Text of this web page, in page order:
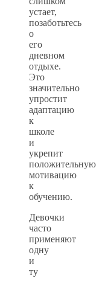
устает,
позаботьтесь
о
его
дневном
отдыхе.
Это
значительно
упростит
адаптацию
к
школе
и
укрепит
положительную
мотивацию
к
обучению.
Девочки
часто
применяют
одну
и
ту